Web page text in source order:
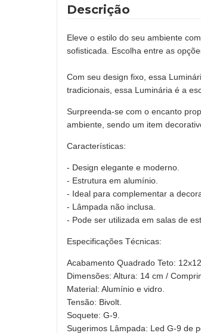
Descrição
Eleve o estilo do seu ambiente
sofisticada. Escolha entre as
Com seu design fixo, essa
tradicionais, essa Luminária é a
Surpreenda-se com o encanto
ambiente, sendo um item
Características:
- Design elegante e moderno.
- Estrutura em alumínio.
- Ideal para complementar a
- Lâmpada não inclusa.
- Pode ser utilizada em salas de
Especificações Técnicas:
Acabamento Quadrado Teto: 12x12.
Dimensões: Altura: 14 cm /
Material: Alumínio e vidro.
Tensão: Bivolt.
Soquete: G-9.
Sugerimos Lâmpada: Led G-9 de